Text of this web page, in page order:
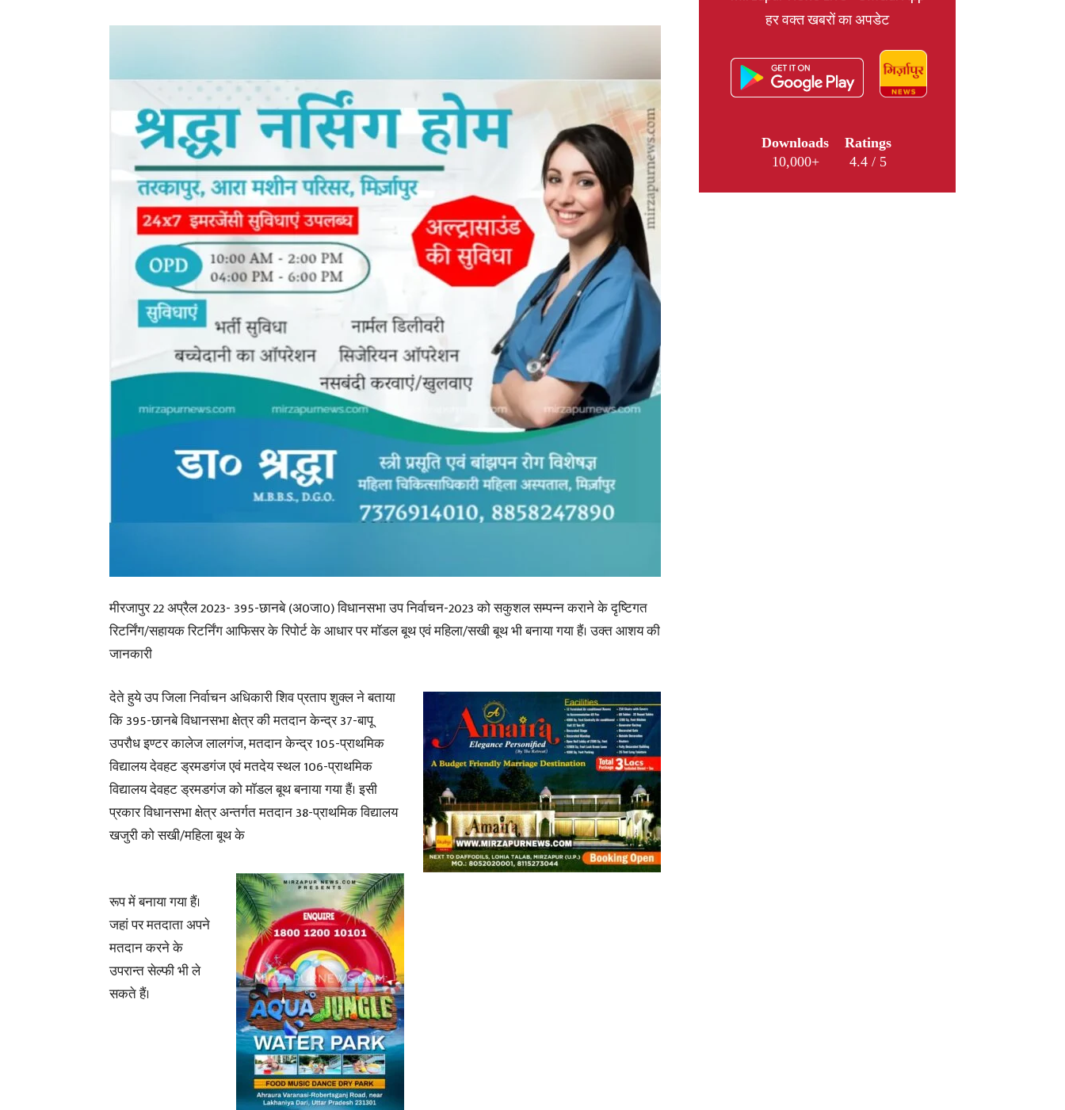
Latest
News
Hindi,
Today
Hindi
News
मीरजापुर 22 अप्रैल 2023- 395-छानबे (अ0जा0) विधानसभा उप निर्वाचन-2023 को सकुशल सम्पन्न कराने के दृष्टिगत
रिटर्निंग/सहायक रिटर्निंग आफिसर के रिपोर्ट के आधार पर माॅडल बूथ एवं महिला/सखी बूथ भी बनाया गया हैं। उक्त आशय की
जानकारी
देते हुये उप जिला निर्वाचन अधिकारी शिव प्रताप शुक्ल ने बताया
कि 395-छानबे विधानसभा क्षेत्र की मतदान केन्द्र 37-बापू
उपरौध इण्टर कालेज लालगंज, मतदान केन्द्र 105-प्राथमिक
विद्यालय देवहट ड्रमडगंज एवं मतदेय स्थल 106-प्राथमिक
विद्यालय देवहट ड्रमडगंज को माॅडल बूथ बनाया गया हैं। इसी
प्रकार विधानसभा क्षेत्र अन्तर्गत मतदान 38-प्राथमिक विद्यालय
खजुरी को सखी/महिला बूथ के
रूप में बनाया गया हैं।
जहां पर मतदाता अपने
मतदान करने के
उपरान्त सेल्फी भी ले
सकते हैं।
हर वक्त खबरों का अपडेट
Downloads
10,000+
Ratings
4.4 / 5